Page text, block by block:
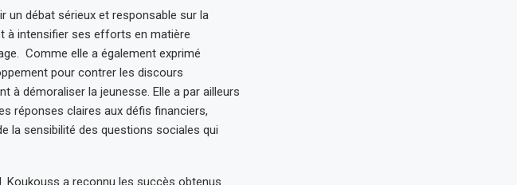
un débat sérieux et responsable sur la
à intensifier ses efforts en matière
Comme elle a également exprimé
pour contrer les discours
à démoraliser la jeunesse. Elle a par ailleurs
réponses claires aux défis financiers,
la sensibilité des questions sociales qui
Koukouss a reconnu les succès obtenus